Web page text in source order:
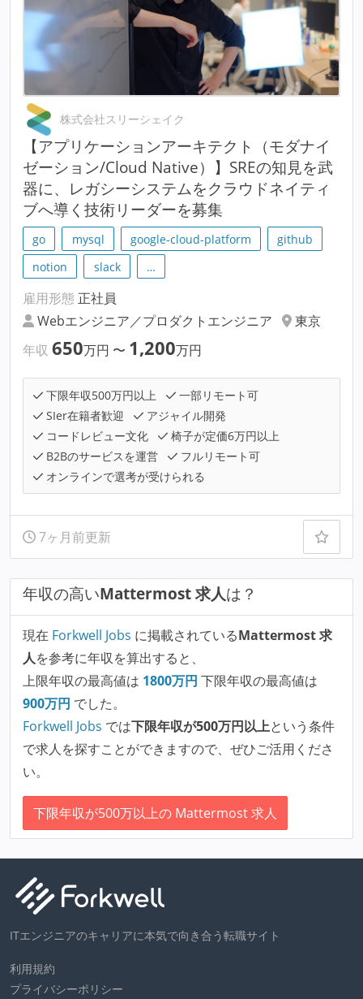
株式会社スリーシェイク
【アプリケーションアーキテクト（モダナイ
ゼーション/Cloud Native）】SREの知見を武
器に、レガシーシステムをクラウドネイティ
ブへ導く技術リーダーを募集
go mysql google-cloud-platform
github
notion
slack …
雇用形態 正社員
Webエンジニア／プロダクトエンジニア
東京
年収 650万円 〜 1,200万円
下限年収500万円以上
一部リモート可
SIer在籍者歓迎
アジャイル開発
コードレビュー文化
椅子が定価6万円以上
B2Bのサービスを運営
フルリモート可
オンラインで選考が受けられる
7ヶ月前更新
年収の高いMattermost 求人は？
現在 Forkwell Jobs に掲載されているMattermost 求
人を参考に年収を算出すると、
上限年収の最高値は 1800万円 下限年収の最高値は
900万円 でした。
Forkwell Jobs では下限年収が500万円以上という条件
で求人を探すことができますので、ぜひご活用くださ
い。
下限年収が500万以上の Mattermost 求人
ITエンジニアのキャリアに本気で向き合う転職サイト
利用規約
プライバシーポリシー